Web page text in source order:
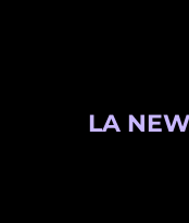
LA